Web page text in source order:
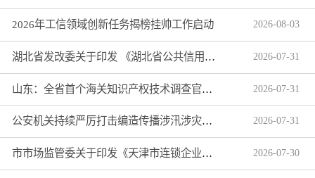
2026年工信领域创新任务揭榜挂帅工作启动 2026-08-03
湖北省发改委关于印发 《湖北省公共信用信息目录（2026年版）》的通知 2026-07-31
山东：全省首个海关知识产权技术调查官制度落地济南自贸片区 2026-07-31
公安机关持续严厉打击编造传播涉汛涉灾网络谣言 2026-07-31
市市场监管委关于印发《天津市连锁企业食品经营许可“先证后核”信用承诺审批实施办法》的通知 2026-07-30